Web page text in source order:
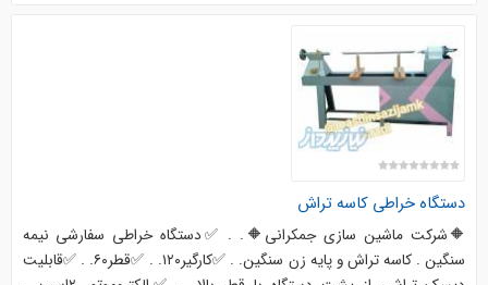
دستگاه خراطی کاسه تراش
🔶️شرکت ماشین سازی جمکرانی🔶️. . ✅دستگاه خراطی سفارشی نیمه
سنگین . کاسه تراش و پایه زن سنگین. . ✅کارگیر۱۲۰. . ✅قطر۶۰. . ✅قابلیت